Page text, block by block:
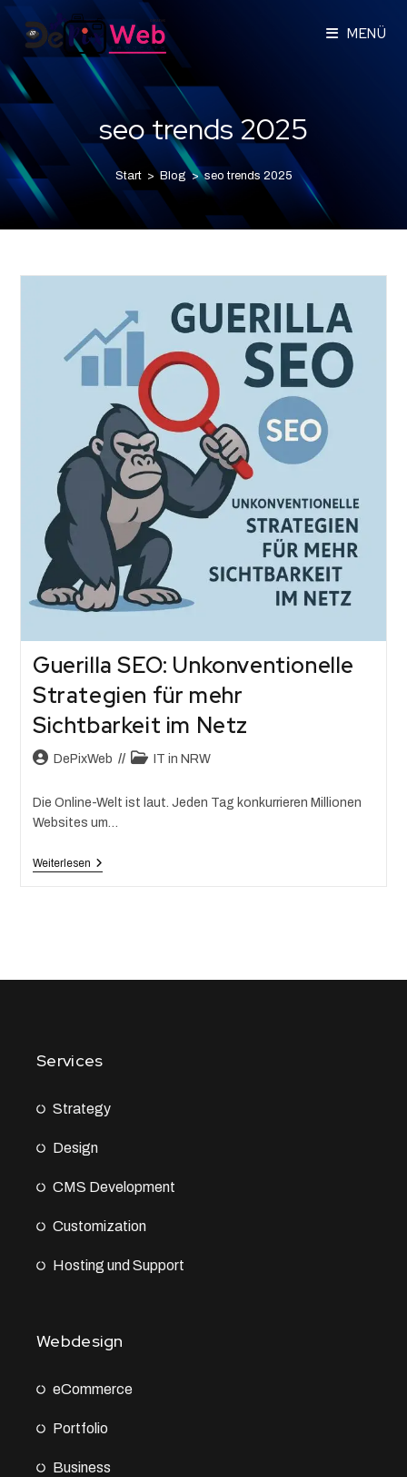
MENÜ
seo trends 2025
Start > Blog > seo trends 2025
Guerilla SEO: Unkonventionelle
Strategien für mehr
Sichtbarkeit im Netz
DePixWeb IT in NRW
Die Online-Welt ist laut. Jeden Tag konkurrieren Millionen
Websites um…
Weiterlesen
Services
Strategy
Design
CMS Development
Customization
Hosting und Support
Webdesign
eCommerce
Portfolio
Business